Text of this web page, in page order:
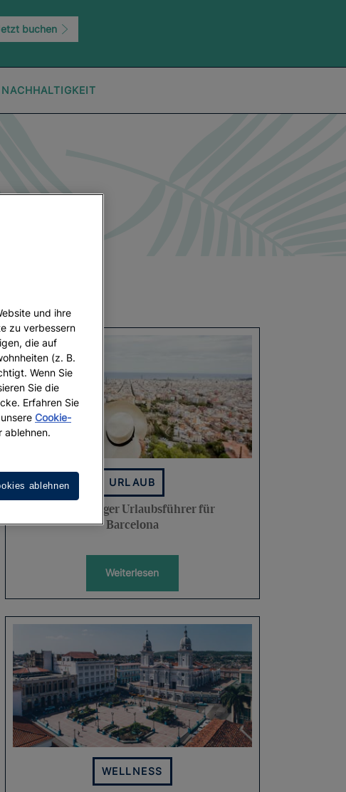
buchen
NACHHALTIGKEIT
URLAUB
Vollständiger Urlaubsführer für
Barcelona
Weiterlesen
WELLNESS
und ihre
zu verbessern
die auf
(z. B.
Wenn Sie
Sie die
Erfahren Sie
Cookie-
ablehnen.
ablehnen